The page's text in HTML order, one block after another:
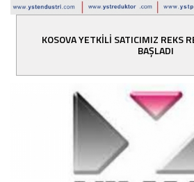
KOSOVA YETKİLİ SATICIMIZ REKS
BAŞLADI